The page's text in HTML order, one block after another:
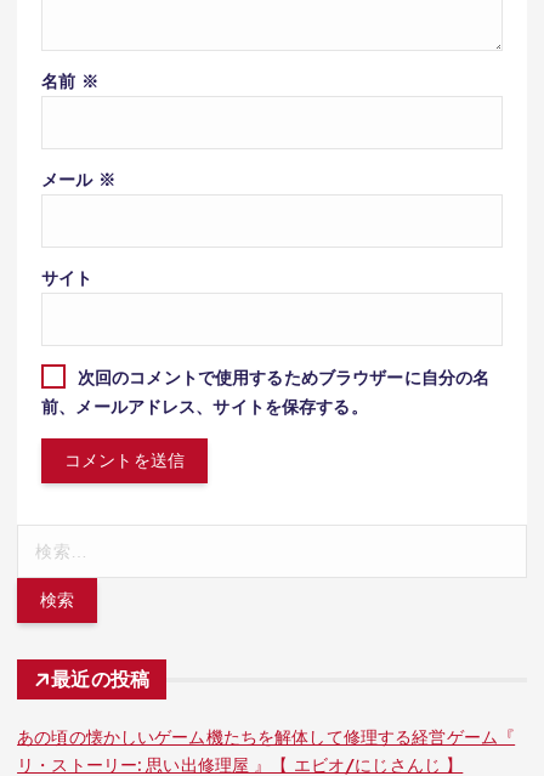
名前 ※
メール ※
サイト
次回のコメントで使用するためブラウザーに自分の名
前、メールアドレス、サイトを保存する。
最近の投稿
あの頃の懐かしいゲーム機たちを解体して修理する経営ゲーム『
リ・ストーリー: 思い出修理屋 』【 エビオ/にじさんじ 】